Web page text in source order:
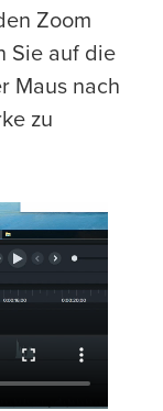
Zoom
Sie auf die
Maus nach
zu